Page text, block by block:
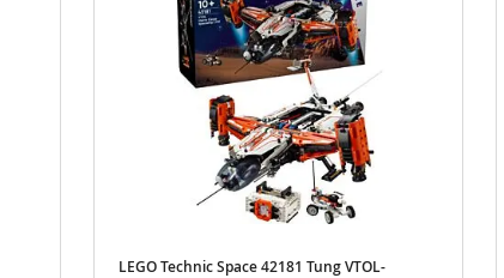
LEGO Technic Space 42181 Tung VTOL-